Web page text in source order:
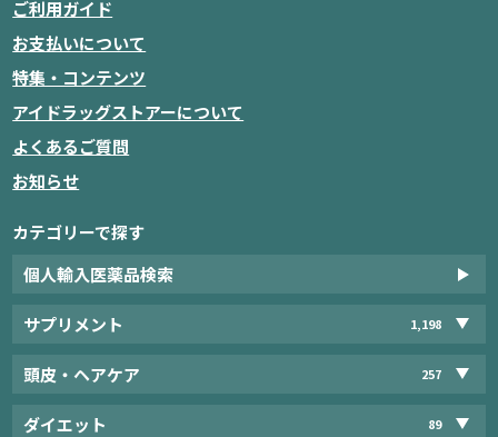
ご利用ガイド
お支払いについて
特集・コンテンツ
アイドラッグストアーについて
よくあるご質問
お知らせ
カテゴリーで探す
個人輸入医薬品検索
サプリメント 1,198
頭皮・ヘアケア 257
ダイエット 89